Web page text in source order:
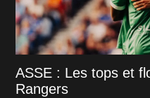
ASSE : Les tops et
Rangers